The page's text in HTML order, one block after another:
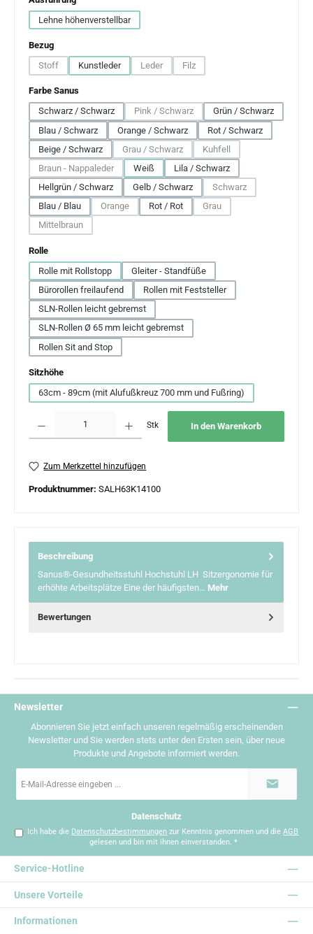
Lehne höhenverstellbar
Bezugauswählen
Stoff
(Diese Option ist zurzeit nicht verfügbar.)
Kunstleder Leder
(Diese Option ist zurzeit nicht verfügbar.)
Filz
(Diese Option ist zurzeit nicht
Farbe Sanusauswählen
Schwarz / Schwarz
Pink / Schwarz
(Diese Option ist zurzeit nicht verfügbar.)
Grün / Schwarz
Blau / Schwarz
Orange / Schwarz
Rot / Schwarz
Beige / Schwarz
Grau / Schwarz
(Diese Option ist zurzeit nicht verfügbar.)
Kuhfell
(Diese Option ist zurzeit
Braun - Nappaleder
(Diese Option ist zurzeit nicht verfügbar.)
Weiß
Lila / Schwarz
Hellgrün / Schwarz
Gelb / Schwarz Schwarz
(Diese Option ist
Blau / Blau Orange
(Diese Option ist zurzeit nicht verfügbar.)
Rot / Rot Grau
(Diese Option ist zurzeit
Mittelbraun
(Diese Option ist zurzeit nicht verfügbar.)
Rolleauswählen
Rolle mit Rollstopp
Gleiter - Standfüße
Bürorollen freilaufend
Rollen mit Feststeller
SLN-Rollen leicht gebremst
SLN-Rollen Ø 65 mm leicht gebremst
Rollen Sit and Stop
Sitzhöheauswählen
63cm - 89cm (mit Alufußkreuz 700 mm und Fußring)
Stk In den Warenkorb
Zum Merkzettel hinzufügen
Produktnummer: SALH63K14100
Beschreibung
Sanus®-Gesundheitsstuhl Hochstuhl LH Sitzergonomie für
erhöhte Arbeitsplätze Eine der häufigsten… Mehr
Bewertungen
Newsletter
Abonnieren Sie jetzt einfach unseren regelmäßig erscheinenden
Newsletter und Sie werden stets unter den Ersten sein, über neue
Produkte und Angebote informiert werden.
Mail-
Datenschutz
Ich habe die Datenschutzbestimmungen zur Kenntnis genommen und dieAGB
gelesen und bin mit ihnen einverstanden. *
Service-Hotline
Informationen
Unsere Vorteile